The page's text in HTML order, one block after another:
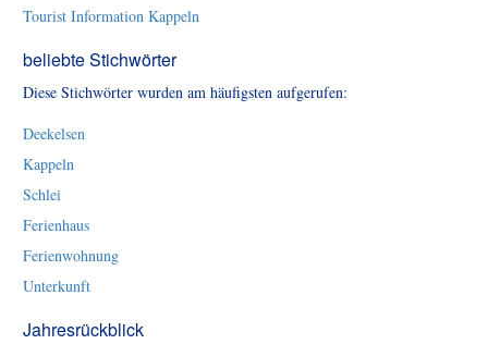
Tourist Information Kappeln
beliebte Stichwörter
Diese Stichwörter wurden am häufigsten aufgerufen:
Deekelsen
Kappeln
Schlei
Ferienhaus
Ferienwohnung
Unterkunft
Jahresrückblick